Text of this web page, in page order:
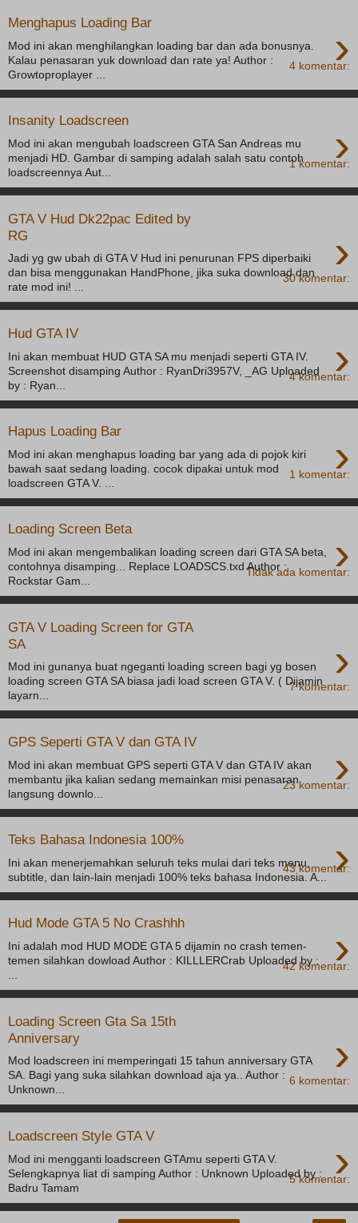
Menghapus Loading Bar ›
Mod ini akan menghilangkan loading bar dan ada bonusnya.
Kalau penasaran yuk download dan rate ya! Author :
Growtoproplayer ...
4 komentar:
Insanity Loadscreen ›
Mod ini akan mengubah loadscreen GTA San Andreas mu
menjadi HD. Gambar di samping adalah salah satu contoh
loadscreennya Aut...
1 komentar:
GTA V Hud Dk22pac Edited by
RG
›
Jadi yg gw ubah di GTA V Hud ini penurunan FPS diperbaiki
dan bisa menggunakan HandPhone, jika suka download dan
rate mod ini! ...
30 komentar:
Hud GTA IV ›
Ini akan membuat HUD GTA SA mu menjadi seperti GTA IV.
Screenshot disamping Author : RyanDri3957V, _AG Uploaded
by : Ryan...
4 komentar:
Hapus Loading Bar ›
Mod ini akan menghapus loading bar yang ada di pojok kiri
bawah saat sedang loading. cocok dipakai untuk mod
loadscreen GTA V. ...
1 komentar:
Loading Screen Beta ›
Mod ini akan mengembalikan loading screen dari GTA SA beta,
contohnya disamping... Replace LOADSCS.txd Author :
Rockstar Gam...
Tidak ada komentar:
GTA V Loading Screen for GTA
SA
›
Mod ini gunanya buat ngeganti loading screen bagi yg bosen
loading screen GTA SA biasa jadi load screen GTA V. ( Dijamin
layarn...
7 komentar:
GPS Seperti GTA V dan GTA IV ›
Mod ini akan membuat GPS seperti GTA V dan GTA IV akan
membantu jika kalian sedang memainkan misi penasaran
langsung downlo...
23 komentar:
Teks Bahasa Indonesia 100% ›
Ini akan menerjemahkan seluruh teks mulai dari teks menu,
subtitle, dan lain-lain menjadi 100% teks bahasa Indonesia. A...
43 komentar:
Hud Mode GTA 5 No Crashhh ›
Ini adalah mod HUD MODE GTA 5 dijamin no crash temen-
temen silahkan dowload Author : KILLLERCrab Uploaded by :
42 komentar:
Loading Screen Gta Sa 15th
Anniversary
›
Mod loadscreen ini memperingati 15 tahun anniversary GTA
SA. Bagi yang suka silahkan download aja ya.. Author :
Unknown...
6 komentar:
Loadscreen Style GTA V ›
Mod ini mengganti loadscreen GTAmu seperti GTA V.
Selengkapnya liat di samping Author : Unknown Uploaded by :
Badru Tamam
5 komentar: